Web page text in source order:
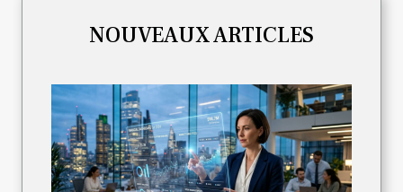
NOUVEAUX ARTICLES